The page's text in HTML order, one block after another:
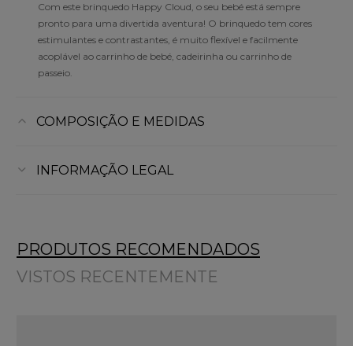
Com este brinquedo Happy Cloud, o seu bebé está sempre
pronto para uma divertida aventura! O brinquedo tem cores
estimulantes e contrastantes, é muito flexível e facilmente
acoplável ao carrinho de bebé, cadeirinha ou carrinho de
passeio.
COMPOSIÇÃO E MEDIDAS
INFORMAÇÃO LEGAL
PRODUTOS RECOMENDADOS
VISTOS RECENTEMENTE